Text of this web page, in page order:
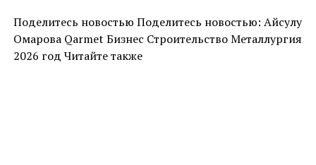
Поделитесь новостью Поделитесь новостью: Айсулу
Омарова Qarmet Бизнес Строительство Металлургия
2026 год Читайте также